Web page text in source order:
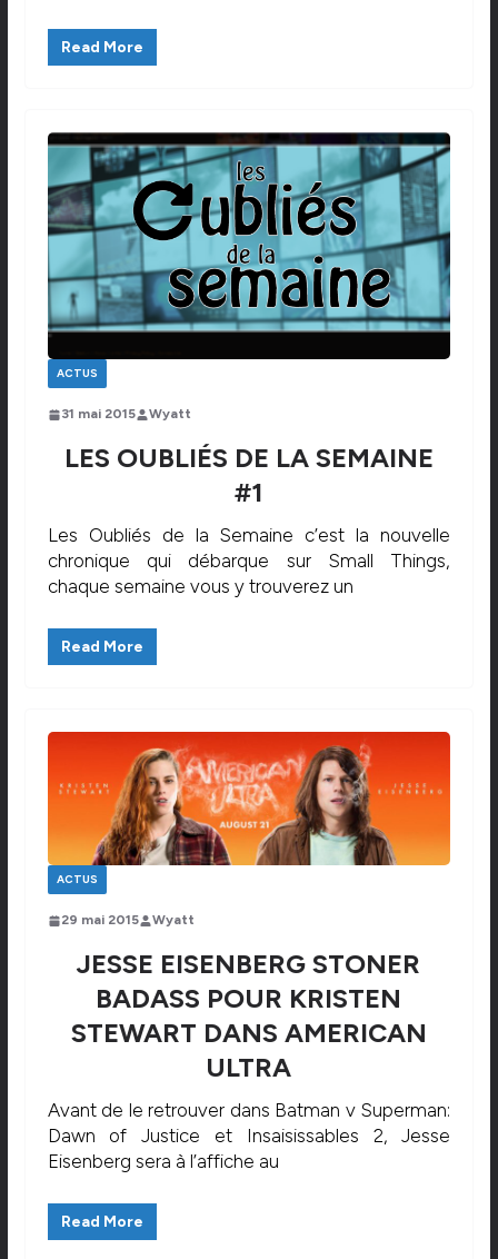
Read More
ACTUS
31 mai 2015 Wyatt
LES OUBLIÉS DE LA SEMAINE
#1
Les Oubliés de la Semaine c’est la nouvelle
chronique qui débarque sur Small Things,
chaque semaine vous y trouverez un
Read More
ACTUS
29 mai 2015 Wyatt
JESSE EISENBERG STONER
BADASS POUR KRISTEN
STEWART DANS AMERICAN
ULTRA
Avant de le retrouver dans Batman v Superman:
Dawn of Justice et Insaisissables 2, Jesse
Eisenberg sera à l’affiche au
Read More